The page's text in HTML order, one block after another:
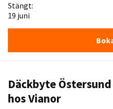
Stängt:
19 juni
Däckbyte
hos Vianor